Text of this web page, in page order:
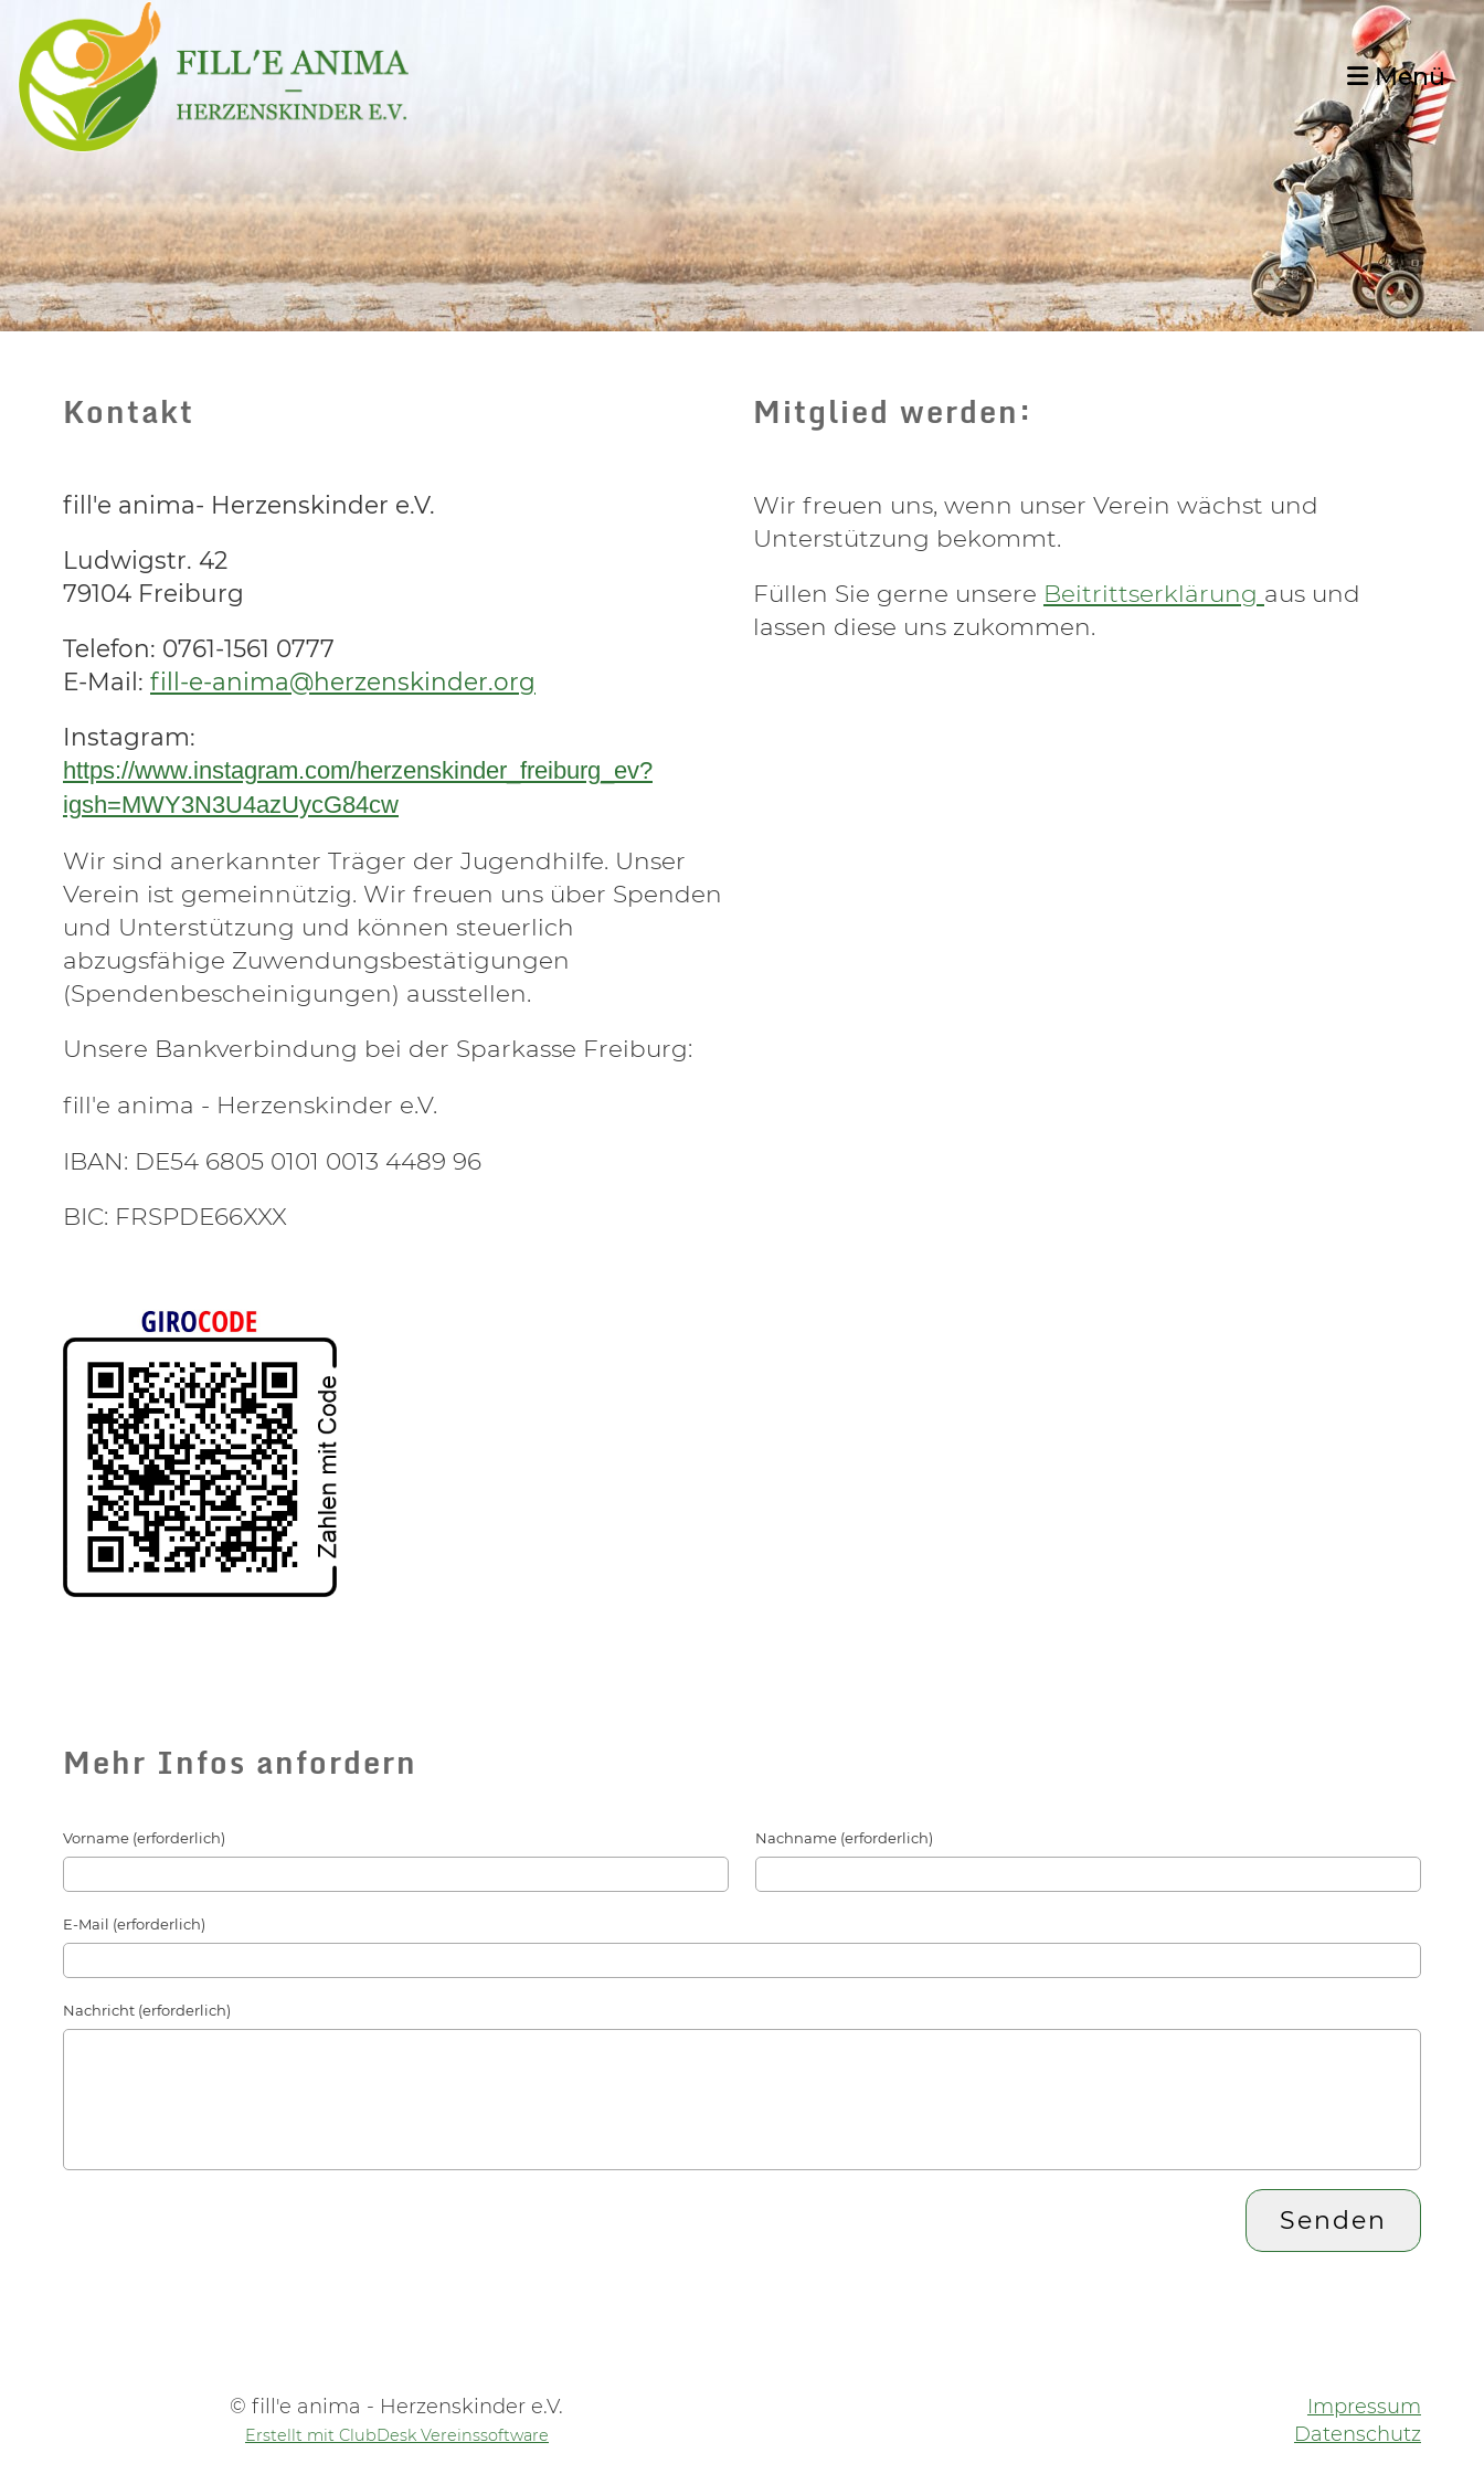
Menü
Kontakt Mitglied werden:
fill'e anima- Herzenskinder e.V.
Ludwigstr. 42
79104 Freiburg
Telefon: 0761-1561 0777
E-Mail: fill-e-anima@herzenskinder.org
Instagram:
https://www.instagram.com/herzenskinder_freiburg_ev?
igsh=MWY3N3U4azUycG84cw
Wir sind anerkannter Träger der Jugendhilfe. Unser
Verein ist gemeinnützig. Wir freuen uns über Spenden
und Unterstützung und können steuerlich
abzugsfähige Zuwendungsbestätigungen
(Spendenbescheinigungen) ausstellen.
Unsere Bankverbindung bei der Sparkasse Freiburg:
fill'e anima - Herzenskinder e.V.
IBAN: DE54 6805 0101 0013 4489 96
BIC: FRSPDE66XXX
Wir freuen uns, wenn unser Verein wächst und
Unterstützung bekommt.
Füllen Sie gerne unsere Beitrittserklärung aus und
lassen diese uns zukommen.
Mehr Infos anfordern
Vorname (erforderlich) Nachname (erforderlich)
E-Mail (erforderlich)
Nachricht (erforderlich)
© fill'e anima - Herzenskinder e.V.
Erstellt mit ClubDesk Vereinssoftware
Impressum
Datenschutz